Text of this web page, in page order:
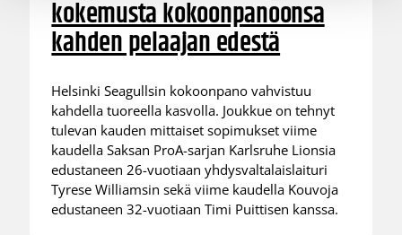
kokemusta kokoonpanoonsa
kahden pelaajan edestä
Helsinki Seagullsin kokoonpano vahvistuu
kahdella tuoreella kasvolla. Joukkue on tehnyt
tulevan kauden mittaiset sopimukset viime
kaudella Saksan ProA-sarjan Karlsruhe Lionsia
edustaneen 26-vuotiaan yhdysvaltalaislaituri
Tyrese Williamsin sekä viime kaudella Kouvoja
edustaneen 32-vuotiaan Timi Puittisen kanssa.